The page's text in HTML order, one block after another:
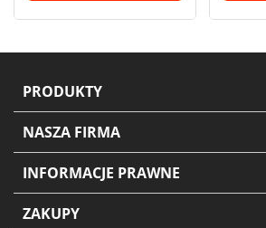
PRODUKTY
NASZA FIRMA
INFORMACJE PRAWNE
ZAKUPY